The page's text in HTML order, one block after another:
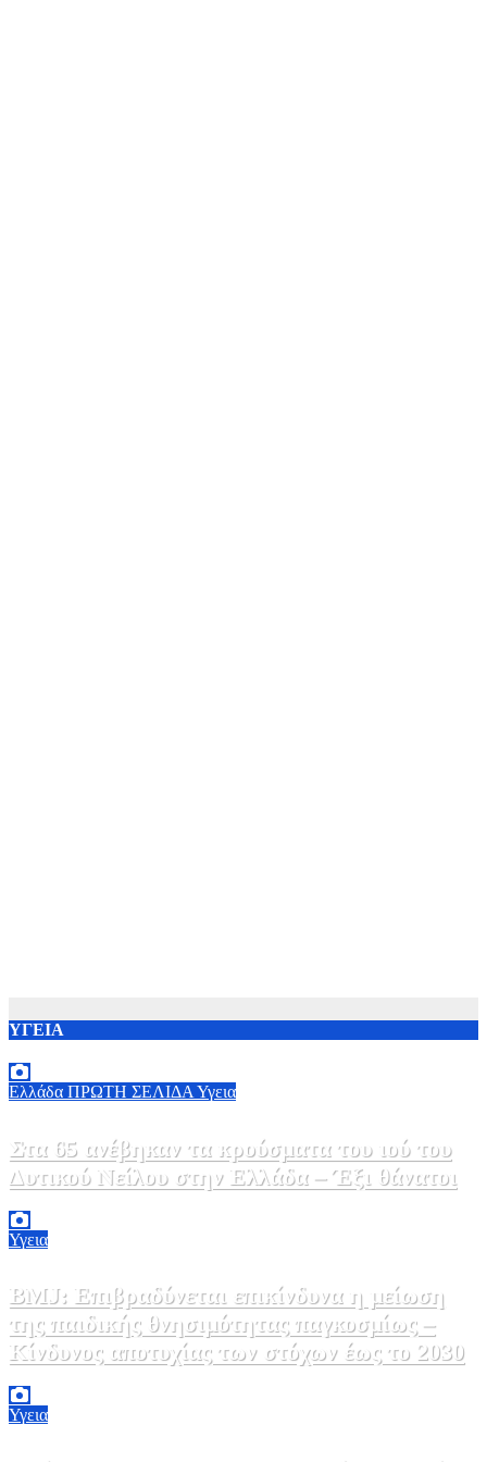
ΥΓΕΙΑ
Ελλάδα ΠΡΩΤΗ ΣΕΛΙΔΑΥγεια
Στα 65 ανέβηκαν τα κρούσματα του ιού του
Δυτικού Νείλου στην Ελλάδα – Έξι θάνατοι
Υγεια
BMJ: Επιβραδύνεται επικίνδυνα η μείωση
της παιδικής θνησιμότητας παγκοσμίως –
Κίνδυνος αποτυχίας των στόχων έως το 2030
Υγεια